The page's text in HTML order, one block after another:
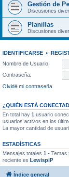
Gestión de
Discusiones
Planillas
Discusiones
IDENTIFICARSE •
Nombre de Usuario:
Contraseña:
Olvidé mi contraseña
¿QUIÉN ESTÁ
En total hay 1 usuario
usuarios activos en los
La mayor cantidad de
ESTADÍSTICAS
Mensajes totales 1 • Temas
reciente es LewispiP
Índice general